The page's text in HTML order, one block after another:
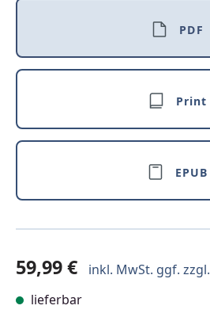
PDF
Print
EPUB
59,99 € inkl. MwSt. ggf. zzgl.
lieferbar